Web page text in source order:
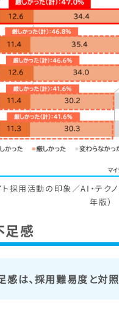
ト採用活動の印象／AI・テ
年版）
足感
感は、採用難易度と対